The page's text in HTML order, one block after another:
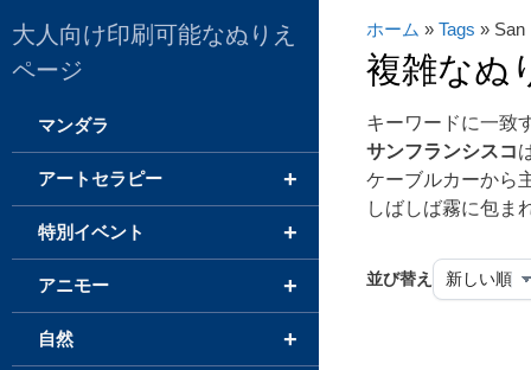
ホーム » Tags » San
複雑なぬ
キーワードに一致
サンフランシスコ
ケーブルカーから
しばしば霧に包ま
並び替え
大人向け印刷可能なぬりえ
ページ
マンダラ
+
アートセラピー
+
特別イベント
+
アニモー
+
自然